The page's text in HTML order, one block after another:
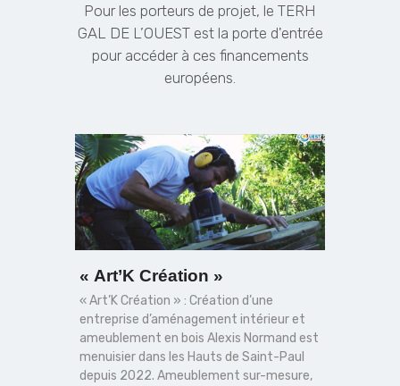
Pour les porteurs de projet, le TERH
GAL DE L’OUEST est la porte d'entrée
pour accéder à ces financements
européens.
« Art’K Création »
« Art’K Création » : Création d’une
entreprise d’aménagement intérieur et
ameublement en bois Alexis Normand est
menuisier dans les Hauts de Saint-Paul
depuis 2022. Ameublement sur-mesure,